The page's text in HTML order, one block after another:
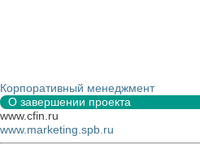
Корпоративный менеджмент
О завершении проекта
www.cfin.ru
www.marketing.spb.ru